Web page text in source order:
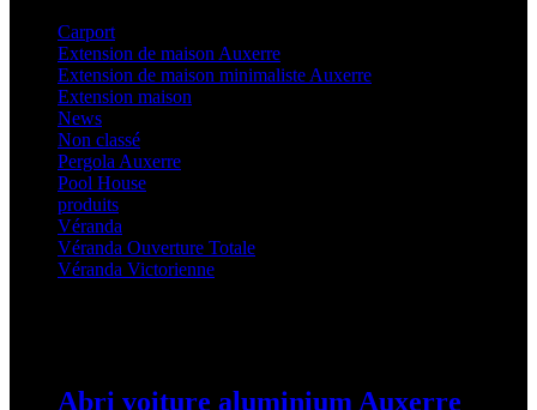
Carport(36)
Extension de maison Auxerre
Extension de maison minimaliste Auxerre
Extension maison
News
Non classé
Pergola Auxerre
Pool House
produits
Véranda
Véranda Ouverture Totale
Véranda Victorienne
Abri voiture aluminium Auxerre